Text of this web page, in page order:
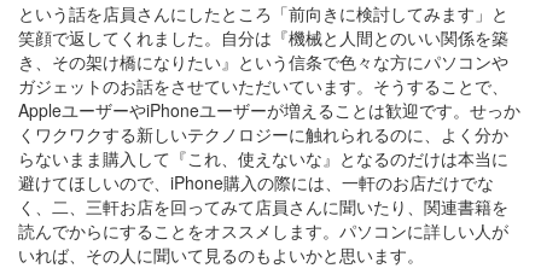
という話を店員さんにしたところ「前向きに検討してみます」と
笑顔で返してくれました。自分は『機械と人間とのいい関係を築
き、その架け橋になりたい』という信条で色々な方にパソコンや
ガジェットのお話をさせていただいています。そうすることで、
AppleユーザーやiPhoneユーザーが増えることは歓迎です。せっか
くワクワクする新しいテクノロジーに触れられるのに、よく分か
らないまま購入して『これ、使えないな』となるのだけは本当に
避けてほしいので、iPhone購入の際には、一軒のお店だけでな
く、二、三軒お店を回ってみて店員さんに聞いたり、関連書籍を
読んでからにすることをオススメします。パソコンに詳しい人が
いれば、その人に聞いて見るのもよいかと思います。